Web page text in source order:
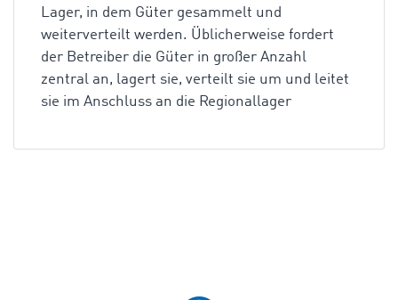
Lager, in dem Güter gesammelt und
weiterverteilt werden. Üblicherweise fordert
der Betreiber die Güter in großer Anzahl
zentral an, lagert sie, verteilt sie um und leitet
sie im Anschluss an die Regionallager